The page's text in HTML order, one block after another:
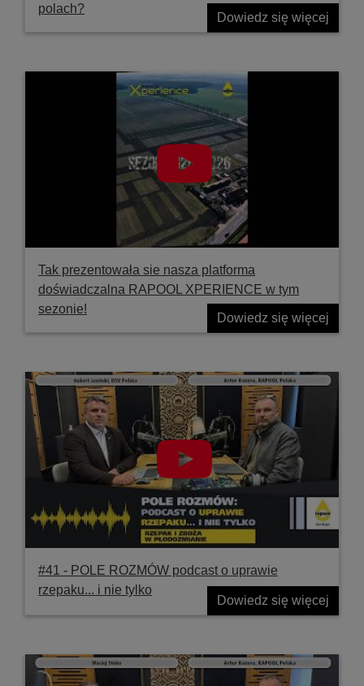
polach?
Dowiedz się więcej
Tak prezentowała sie nasza platforma
doświadczalna RAPOOL XPERIENCE w tym
sezonie!
Dowiedz się więcej
#41 ‐ POLE ROZMÓW podcast o uprawie
rzepaku... i nie tylko
Dowiedz się więcej